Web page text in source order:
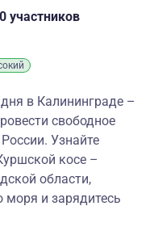
участников
в Калининграде –
свободное
Узнайте
косе –
области,
моря и зарядитесь